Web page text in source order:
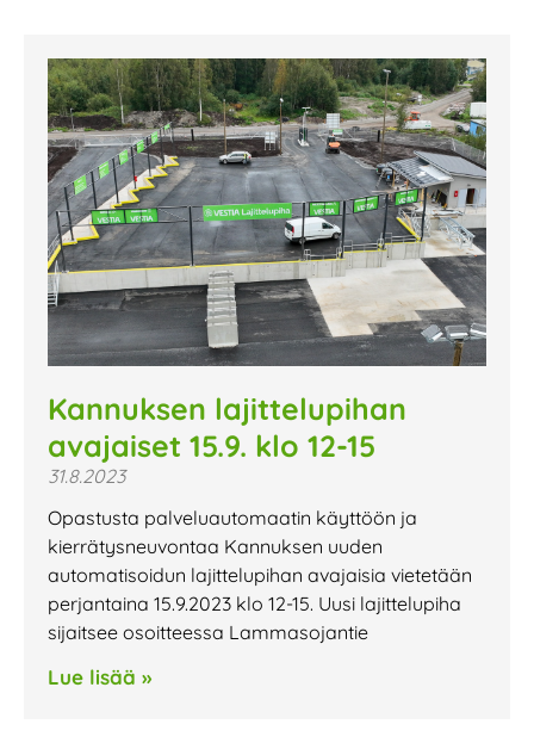
Kannuksen lajittelupihan
avajaiset 15.9. klo 12-15
31.8.2023
Opastusta palveluautomaatin käyttöön ja
kierrätysneuvontaa Kannuksen uuden
automatisoidun lajittelupihan avajaisia vietetään
perjantaina 15.9.2023 klo 12-15. Uusi lajittelupiha
sijaitsee osoitteessa Lammasojantie
Lue lisää »